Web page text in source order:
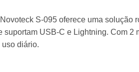
S-095 oferece uma solução
USB-C e Lightning. Com 2
diário.